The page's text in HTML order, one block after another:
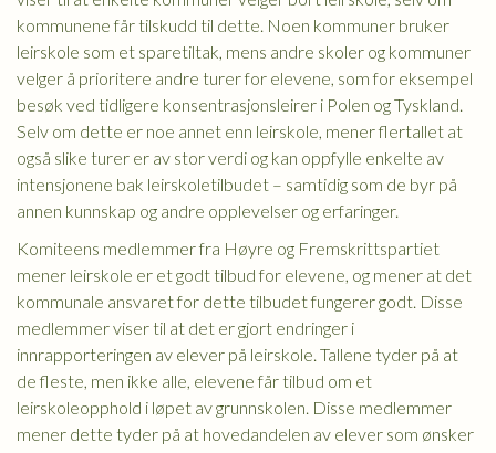
kommunene får tilskudd til dette. Noen kommuner bruker
leirskole som et sparetiltak, mens andre skoler og kommuner
velger å prioritere andre turer for elevene, som for eksempel
besøk ved tidligere konsentrasjonsleirer i Polen og Tyskland.
Selv om dette er noe annet enn leirskole, mener flertallet at
også slike turer er av stor verdi og kan oppfylle enkelte av
intensjonene bak leirskoletilbudet – samtidig som de byr på
annen kunnskap og andre opplevelser og erfaringer.
Komiteens medlemmer fra Høyre og Fremskrittspartiet
mener leirskole er et godt tilbud for elevene, og mener at det
kommunale ansvaret for dette tilbudet fungerer godt. Disse
medlemmer viser til at det er gjort endringer i
innrapporteringen av elever på leirskole. Tallene tyder på at
de fleste, men ikke alle, elevene får tilbud om et
leirskoleopphold i løpet av grunnskolen. Disse medlemmer
mener dette tyder på at hovedandelen av elever som ønsker